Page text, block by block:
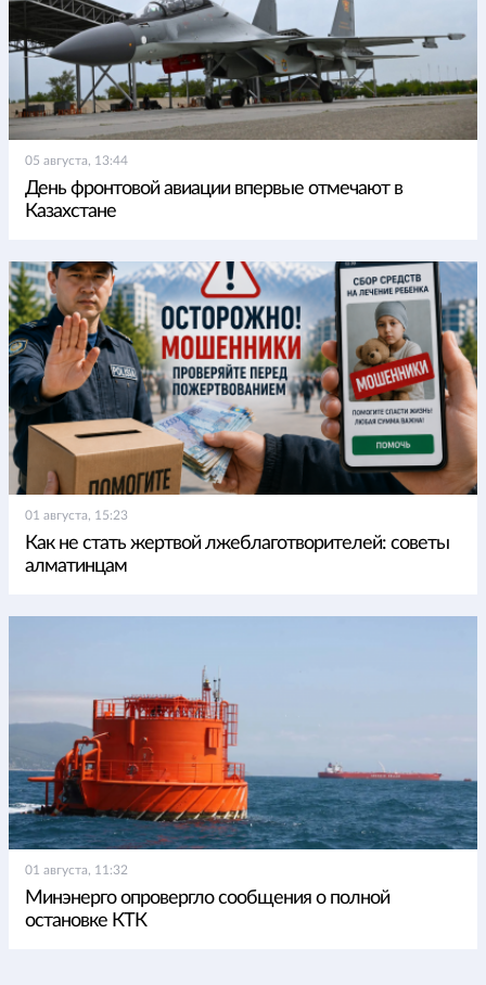
05 августа, 13:44
День фронтовой авиации впервые отмечают в
Казахстане
01 августа, 15:23
Как не стать жертвой лжеблаготворителей: советы
алматинцам
01 августа, 11:32
Минэнерго опровергло сообщения о полной
остановке КТК